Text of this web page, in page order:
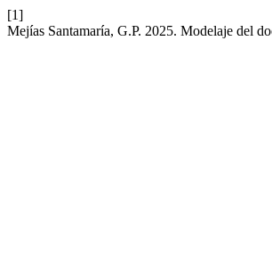
[1]
Mejías Santamaría, G.P. 2025. Modelaje del